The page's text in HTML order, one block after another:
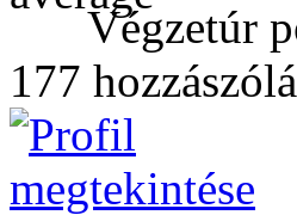
Végzetúr
177